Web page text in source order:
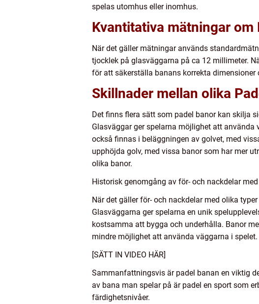
spelas utomhus eller inomhus.
Kvantitativa mätningar om
När det gäller mätningar används
tjocklek på glasväggarna på ca 12 millimeter.
för att säkerställa banans korrekta
Skillnader mellan olika
Det finns flera sätt som padel banor kan skilja
Glasväggar ger spelarna möjlighet att
också finnas i beläggningen av golvet, med
upphöjda golv, med vissa banor som har mer
olika banor.
Historisk genomgång av för- och nackdelar
När det gäller för- och nackdelar med olika
Glasväggarna ger spelarna en unik
kostsamma att bygga och underhålla. Banor
mindre möjlighet att använda väggarna i
[SÄTT IN VIDEO HÄR]
Sammanfattningsvis är padel banan en viktig
av bana man spelar på är padel en sport som
färdighetsnivåer.